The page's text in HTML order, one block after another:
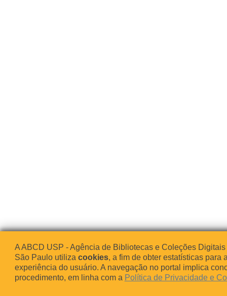
A ABCD USP - Agência de Bibliotecas e Coleções
São Paulo utiliza cookies, a fim de obter estatísticas para
experiência do usuário. A navegação no portal implica
procedimento, em linha com a Política de Privacidade e